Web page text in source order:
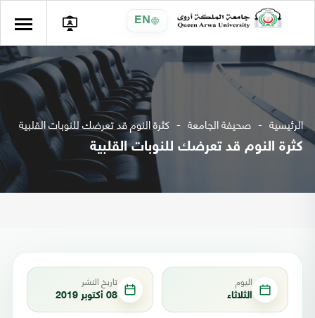
EN
الرئيسية صحيفة الجامعة كثرة النوم قد تعرضك للنوبات القلبية
كثرة النوم قد تعرضك للنوبات القلبية
اليوم
الثلاثاء
تاريخ النشر
08 أكتوبر 2019